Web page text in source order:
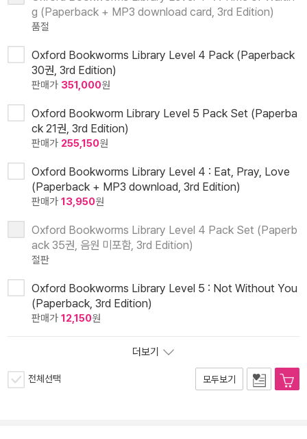
g (Paperback + MP3 download card, 3rd Edition)
품절
Oxford Bookworms Library Level 4 Pack (Paperback
30권, 3rd Edition)
판매가 351,000원
Oxford Bookworm Library Level 5 Pack Set (Paperba
ck 21권, 3rd Edition)
판매가 255,150원
Oxford Bookworms Library Level 4 : Eat, Pray, Love
(Paperback + MP3 download, 3rd Edition)
판매가 13,950원
Oxford Bookworms Library Level 4 Pack Set (Paperb
ack 35권, 음원 미포함, 3rd Edition)
절판
Oxford Bookworms Library Level 5 : Not Without You
(Paperback, 3rd Edition)
판매가 12,150원
더보기
전체선택 모두보기